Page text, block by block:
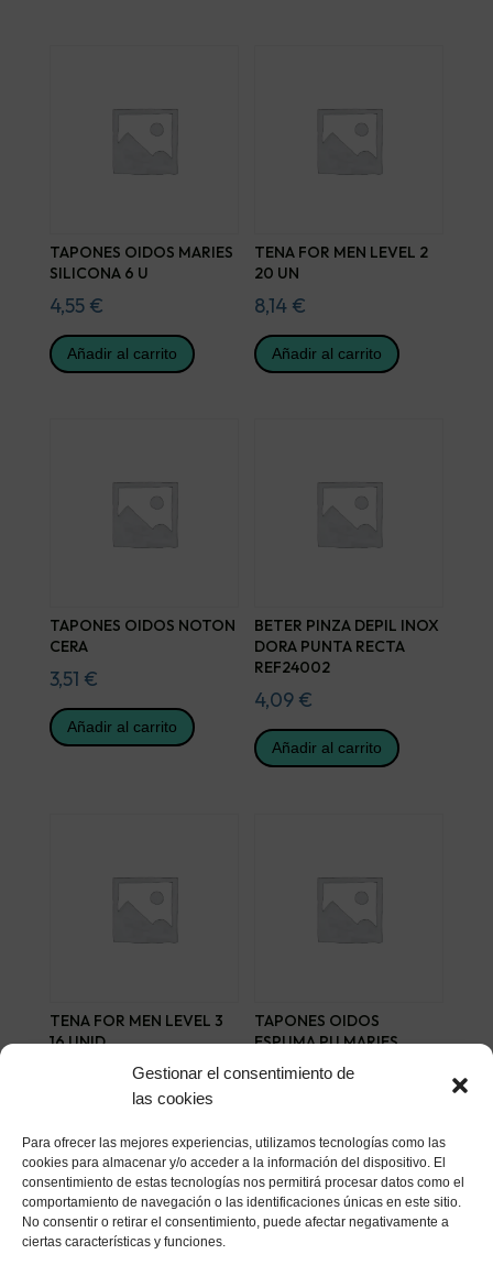
Gestionar el consentimiento de
las cookies
Para ofrecer las mejores experiencias, utilizamos tecnologías como las
cookies para almacenar y/o acceder a la información del dispositivo. El
consentimiento de estas tecnologías nos permitirá procesar datos como el
comportamiento de navegación o las identificaciones únicas en este sitio.
No consentir o retirar el consentimiento, puede afectar negativamente a
ciertas características y funciones.
TAPONES OIDOS MARIES
SILICONA 6 U
4,55 €
Añadir al carrito
TENA FOR MEN LEVEL 2
20 UN
8,14 €
Añadir al carrito
TAPONES OIDOS NOTON
CERA
3,51 €
Añadir al carrito
BETER PINZA DEPIL INOX
DORA PUNTA RECTA
REF24002
4,09 €
Añadir al carrito
TENA FOR MEN LEVEL 3
16 UNID
TAPONES OIDOS
ESPUMA PU MARIES
FOCUS 10 UNIDADES
Añadir al carrito